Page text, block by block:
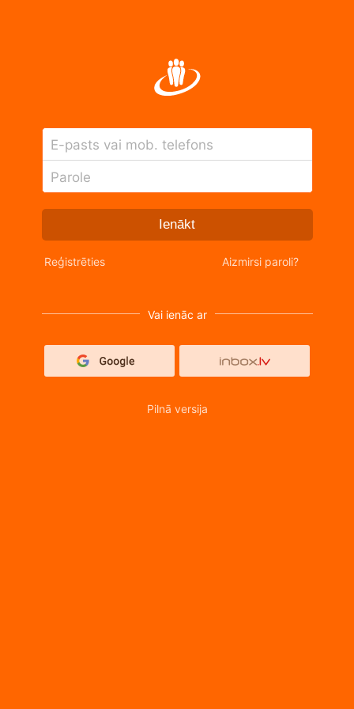
E-pasts vai mob. telefons
Parole
Ienākt
Reģistrēties Aizmirsi paroli?
Vai ienāc ar
Pilnā versija